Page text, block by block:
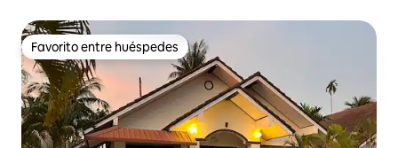
Favorito entre huéspedes
Favorito entre huéspedes